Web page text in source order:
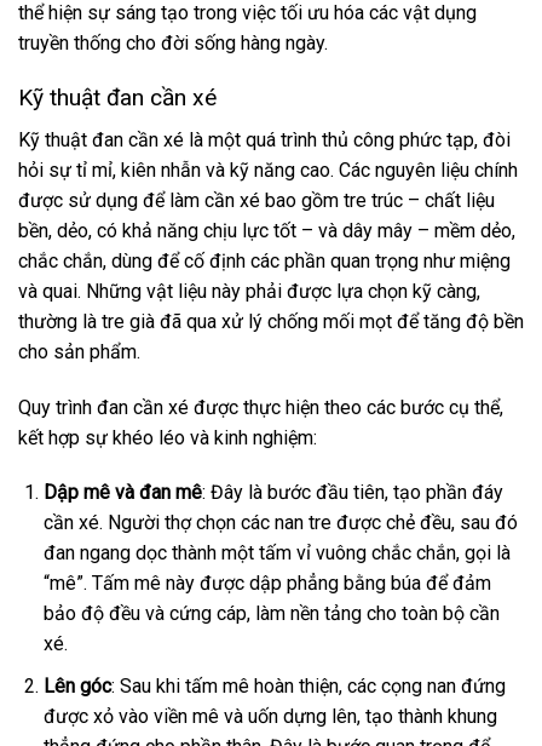
thể hiện sự sáng tạo trong việc tối ưu hóa các vật dụng
truyền thống cho đời sống hàng ngày.
Kỹ thuật đan cần xé
Kỹ thuật đan cần xé là một quá trình thủ công phức tạp, đòi
hỏi sự tỉ mỉ, kiên nhẫn và kỹ năng cao. Các nguyên liệu chính
được sử dụng để làm cần xé bao gồm tre trúc – chất liệu
bền, dẻo, có khả năng chịu lực tốt – và dây mây – mềm dẻo,
chắc chắn, dùng để cố định các phần quan trọng như miệng
và quai. Những vật liệu này phải được lựa chọn kỹ càng,
thường là tre già đã qua xử lý chống mối mọt để tăng độ bền
cho sản phẩm.
Quy trình đan cần xé được thực hiện theo các bước cụ thể,
kết hợp sự khéo léo và kinh nghiệm:
Dập mê và đan mê: Đây là bước đầu tiên, tạo phần đáy
cần xé. Người thợ chọn các nan tre được chẻ đều, sau đó
đan ngang dọc thành một tấm vỉ vuông chắc chắn, gọi là
“mê”. Tấm mê này được dập phẳng bằng búa để đảm
bảo độ đều và cứng cáp, làm nền tảng cho toàn bộ cần
xé.
Lên góc: Sau khi tấm mê hoàn thiện, các cọng nan đứng
được xỏ vào viền mê và uốn dựng lên, tạo thành khung